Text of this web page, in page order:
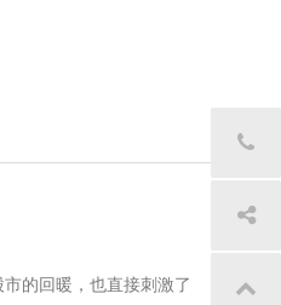
的回暖，也直接刺激了